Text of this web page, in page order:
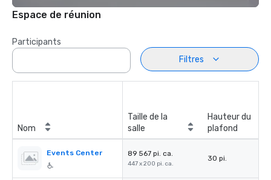
Espace de réunion
Participants
Filtres
Nom
Taille de la
salle
Hauteur du
plafond
Events Center 89 567 pi. ca.
447 x 200 pi. ca.
30 pi.